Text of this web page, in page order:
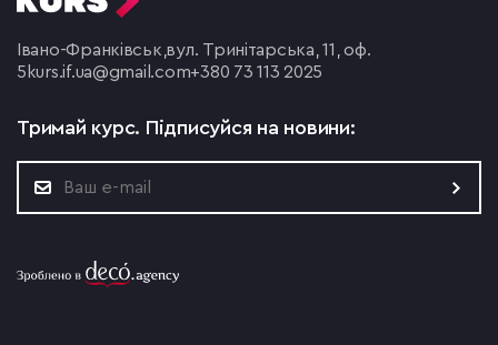
Івано-Франківськ,вул. Тринітарська, 11, оф.
5 kurs.if.ua@gmail.com+380 73 113 2025
Тримай курс. Підписуйся на новини: